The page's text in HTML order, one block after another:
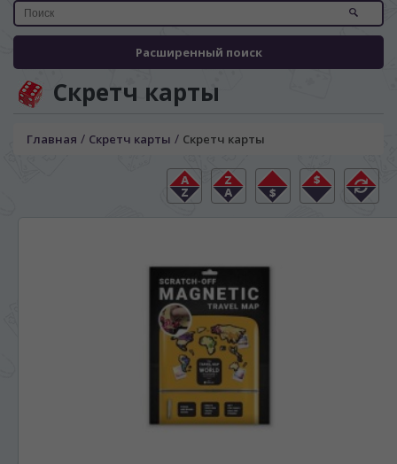
Расширенный поиск
Скретч карты
Главная / Скретч карты / Скретч карты